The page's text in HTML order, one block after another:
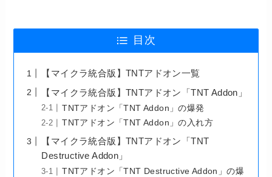
目次
【マイクラ統合版】TNTアドオン一覧
【マイクラ統合版】TNTアドオン「TNT Addon」
TNTアドオン「TNT Addon」の爆発
TNTアドオン「TNT Addon」の入れ方
【マイクラ統合版】TNTアドオン「TNT
Destructive Addon」
TNTアドオン「TNT Destructive Addon」の爆